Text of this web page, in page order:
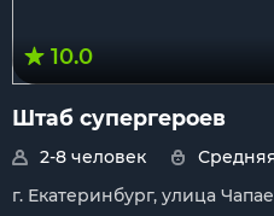
10.0
Штаб супергероев
2-8 человек
г. Екатеринбург, улица